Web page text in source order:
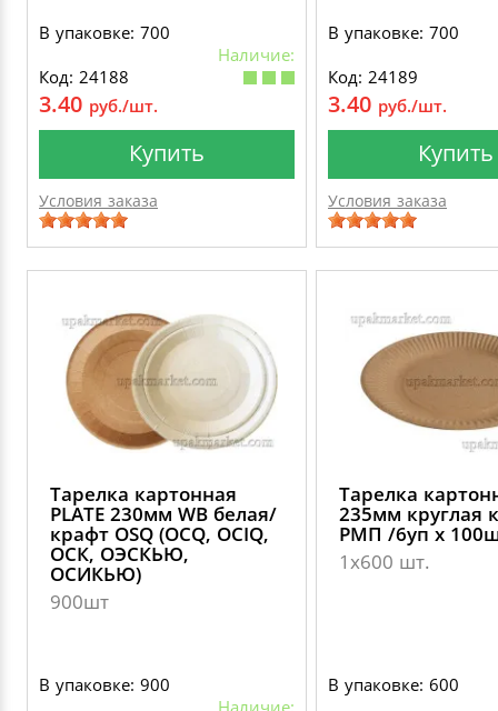
В упаковке: 700
Наличие:
Код: 24188
3.40 руб./шт.
Купить
Условия заказа
В упаковке: 700
Код: 24189
3.40 руб./шт.
Купить
Условия заказа
Тарелка картонная
PLATE 230мм WB белая/
крафт OSQ (OCQ, OCIQ,
ОСК, ОЭСКЬЮ,
ОСИКЬЮ)
900шт
В упаковке: 900
Наличие:
Тарелка
235мм круглая
РМП /6уп х
1х600 шт.
В упаковке: 600